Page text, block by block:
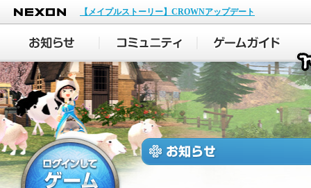
NEXON
【メイプルストーリー】CROWNアップデート